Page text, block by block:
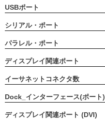
USBポート
シリアル・ポート
パラレル・ポート
ディスプレイ関連ポート
イーサネットコネクタ数
Dock_インターフェース(ポート)
ディスプレイ関連ポート (DVI)